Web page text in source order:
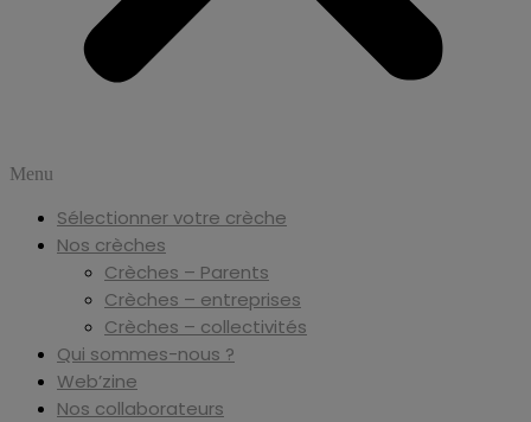
Menu
Sélectionner votre crèche
Nos crèches
Crèches – Parents
Crèches – entreprises
Crèches – collectivités
Qui sommes-nous ?
Web’zine
Nos collaborateurs